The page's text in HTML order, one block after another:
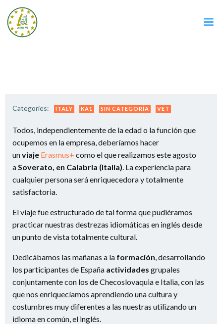
Categories: ITALY KA1 SIN CATEGORÍA VET
Todos, independientemente de la edad o la función que
ocupemos en la empresa, deberíamos hacer
unviaje Erasmus+ como el que realizamos este agosto
aSoverato, en Calabria (Italia). La experiencia para
cualquier persona será enriquecedora y totalmente
satisfactoria.
El viaje fue estructurado de tal forma que pudiéramos
practicar nuestras destrezas idiomáticas en inglés desde
un punto de vista totalmente cultural.
Dedicábamos las mañanas a la formación, desarrollando
los participantes de España actividades grupales
conjuntamente con los de Checoslovaquia e Italia, con las
que nos enriquecíamos aprendiendo una cultura y
costumbres muy diferentes a las nuestras utilizando un
idioma en común, el inglés.